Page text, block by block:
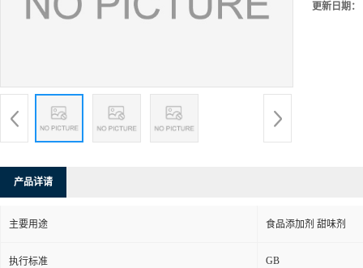
更新日期：
产品详请
主要用途 食品添加剂 甜味剂
执行标准 GB